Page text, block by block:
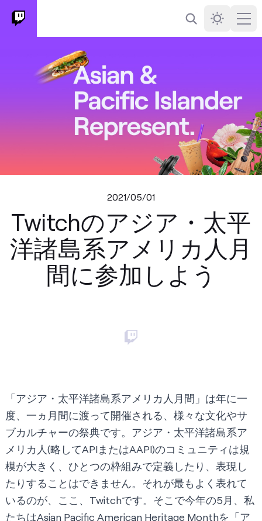
検索
Darkmode
2021/05/01
Twitchのアジア・太平
洋諸島系アメリカ人月
間に参加しよう
「アジア・太平洋諸島系アメリカ人月間」は年に一
度、一ヵ月間に渡って開催される、様々な文化やサ
ブカルチャーの祭典です。アジア・太平洋諸島系ア
メリカ人(略してAPIまたはAAPI)のコミュニティは規
模が大きく、ひとつの枠組みで定義したり、表現し
たりすることはできません。それが最もよく表れて
いるのが、ここ、Twitchです。そこで今年の5月、私
たちはAsian Pacific American Heritage Monthを「ア